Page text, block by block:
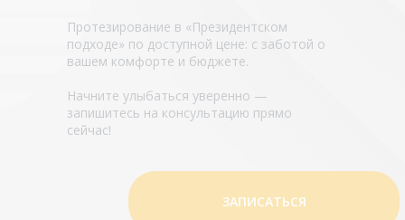
Протезирование в «Президентском
подходе» по доступной цене: с заботой о
вашем комфорте и бюджете.
Начните улыбаться уверенно —
запишитесь на консультацию прямо
сейчас!
ЗАПИСАТЬСЯ